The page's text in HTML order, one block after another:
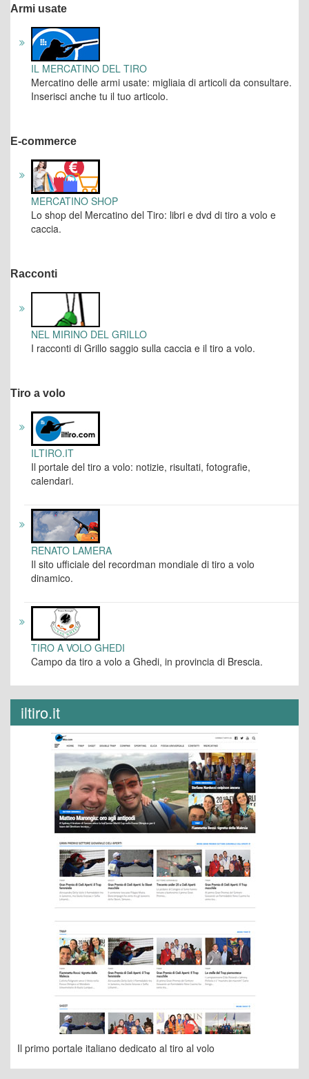
Armi usate
IL MERCATINO DEL TIRO
Mercatino delle armi usate: migliaia di articoli da consultare.
Inserisci anche tu il tuo articolo.
E-commerce
MERCATINO SHOP
Lo shop del Mercatino del Tiro: libri e dvd di tiro a volo e
caccia.
Racconti
NEL MIRINO DEL GRILLO
I racconti di Grillo saggio sulla caccia e il tiro a volo.
Tiro a volo
ILTIRO.IT
Il portale del tiro a volo: notizie, risultati, fotografie,
calendari.
RENATO LAMERA
Il sito ufficiale del recordman mondiale di tiro a volo
dinamico.
TIRO A VOLO GHEDI
Campo da tiro a volo a Ghedi, in provincia di Brescia.
iltiro.it
Il primo portale italiano dedicato al tiro al volo